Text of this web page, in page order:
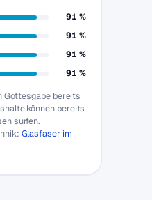
91 %
91 %
91 %
91 %
Gottesgabe bereits
können bereits
surfen.
Glasfaser im